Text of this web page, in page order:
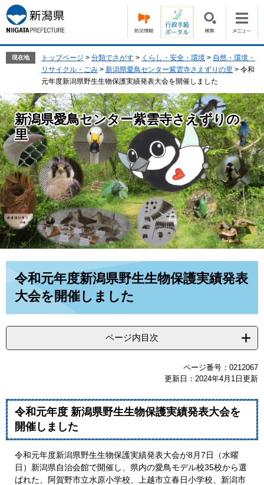
ー
ジ
の
す。
ニ
ュ
ー
し
て
本
文
へ
現在地 トップページ > 分類でさがす > くらし・安全・環境 > 自然・環境・
リサイクル・ごみ > 新潟県愛鳥センター紫雲寺さえずりの里 > 令和
元年度新潟県野生生物保護実績発表大会を開催しました
新潟県愛鳥センター紫雲寺さえずりの
里
令和元年度新潟県野生生物保護実績発表
大会を開催しました
ページ内目次
ページ番号：0212067
更新日：2024年4月1日更新
令和元年度 新潟県野生生物保護実績発表大会を
開催しました
令和元年度新潟県野生生物保護実績発表大会が8月7日（水曜
日）新潟県自治会館で開催し、県内の愛鳥モデル校35校から選
ばれた、阿賀野市立水原小学校、上越市立春日小学校、新潟市